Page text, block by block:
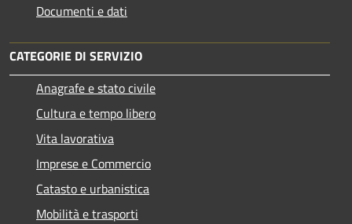
Documenti e dati
CATEGORIE DI SERVIZIO
Anagrafe e stato civile
Cultura e tempo libero
Vita lavorativa
Imprese e Commercio
Catasto e urbanistica
Mobilità e trasporti